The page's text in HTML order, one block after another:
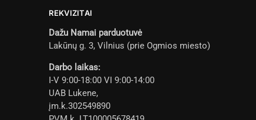
REKVIZITAI
Dažu Namai parduotuvė
Lakūnų g. 3, Vilnius (prie Ogmios miesto)
Darbo laikas:
I-V 9:00-18:00 VI 9:00-14:00
UAB Lukene,
įm.k.302549890